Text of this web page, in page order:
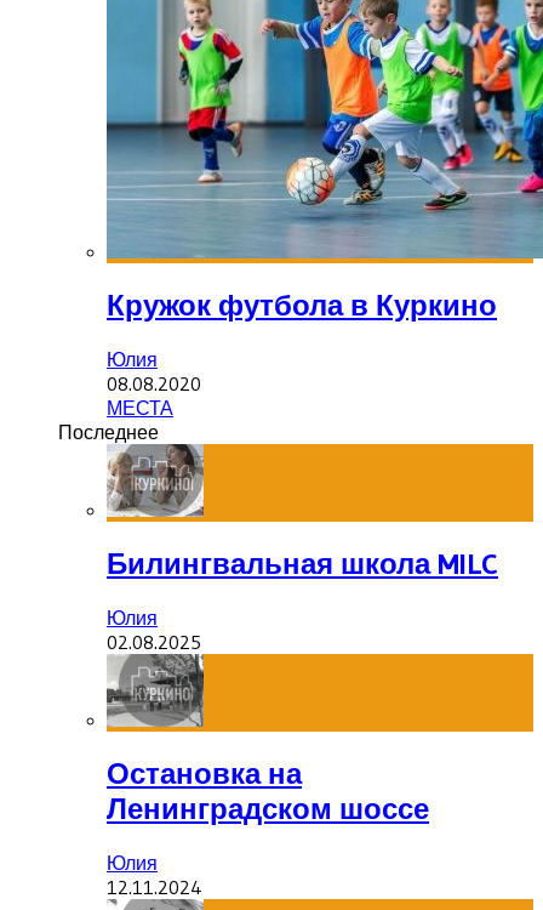
Кружок футбола в Куркино
Юлия
08.08.2020
МЕСТА
Последнее
Билингвальная школа MILC
Юлия
02.08.2025
Остановка на
Ленинградском шоссе
Юлия
12.11.2024